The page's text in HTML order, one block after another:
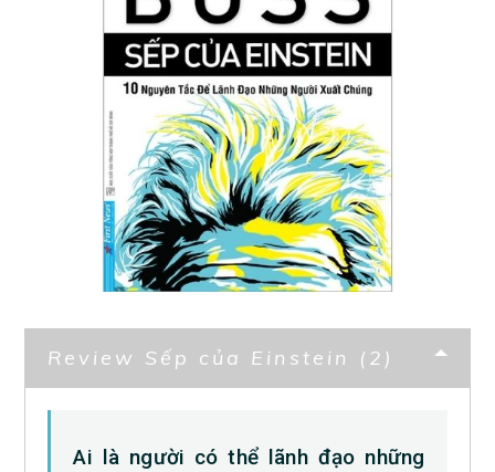
Review Sếp của Einstein (2)
Ai là người có thể lãnh đạo những